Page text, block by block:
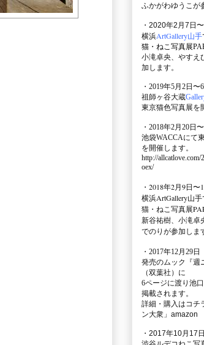
ふかがわゆうこが
・2020年2月7日
横浜ArtGallery山手
猫・ねこ写真展
小滝卓央、やすえ
加します。
・2019年5月2日〜
祖師ヶ谷大蔵
東京猫色写真展を
・2018年2月20日
池袋WACCAにて
を開催します。
http://allcatlove.com/
oex/
・2018年2月9日〜
横浜ArtGallery山手
猫・ねこ写真展
新谷祐樹、小滝卓
でのりが参加しま
・ 2017年12月29日
発売のムック
『
（双葉社）に
6ページに渡り 池
掲載されます。
詳細・購入はコ
ン大衆」amazon
・2017年10月17